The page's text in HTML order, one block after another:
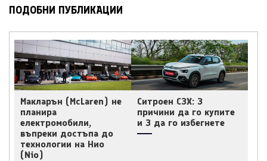
ПОДОБНИ ПУБЛИКАЦИИ
Макларън (McLaren) не
планира
електромобили,
въпреки достъпа до
технологии на Нио
(Nio)
Ситроен C3X: 3
причини да го купите
и 3 да го избегнете